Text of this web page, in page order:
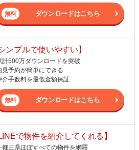
ダウンロードはこちら
シンプルで使いやすい】
計500万ダウンロードを突破
見予約が簡単にできる
介手数料を最低金額保証
ダウンロードはこちら
LINEで物件を紹介してくれる】
都三県ほぼすべての物件を網羅